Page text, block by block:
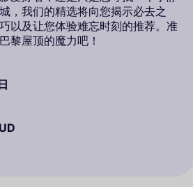
，我们的精选将向您揭示必去之
以及让您体验难忘时刻的推荐。准
黎屋顶的魔力吧！